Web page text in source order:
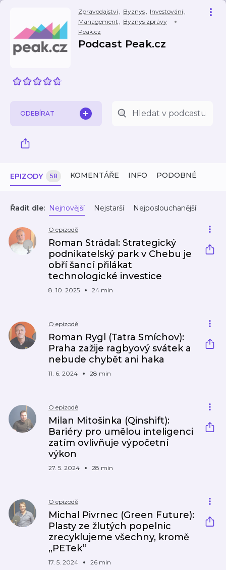
Zpravodajství, Byznys, Investování,
Management , Byznys zprávy
Peak.cz
Podcast Peak.cz
ODEBÍRAT
EPIZODY 58 KOMENTÁŘE INFO PODOBNÉ
Řadit dle: Nejnovější Nejstarší Nejposlouchanější
O epizodě
Roman Strádal: Strategický
podnikatelský park v Chebu je
obří šancí přilákat
technologické investice
8. 10. 2025 24 min
O epizodě
Roman Rygl (Tatra Smíchov):
Praha zažije ragbyový svátek a
nebude chybět ani haka
11. 6. 2024 28 min
O epizodě
Milan Mitošinka (Qinshift):
Bariéry pro umělou inteligenci
zatím ovlivňuje výpočetní
výkon
27. 5. 2024 28 min
O epizodě
Michal Pivrnec (Green Future):
Plasty ze žlutých popelnic
zrecyklujeme všechny, kromě
„PETek“
17. 5. 2024 26 min